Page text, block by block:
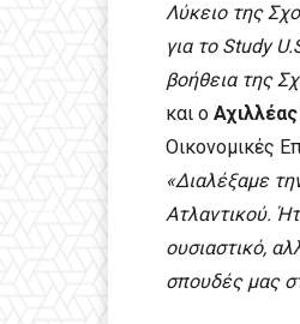
Λύκειο της
για το Study
βοήθεια της
και ο
Οικονομικές
«Διαλέξαμε
Ατλαντικού.
ουσιαστικό,
σπουδές μας